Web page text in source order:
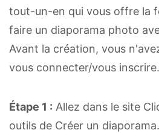
tout-un-en qui vous offre la
faire un diaporama photo
Avant la création, vous
vous connecter/vous inscrire.
Étape 1 : Allez dans le site
outils de Créer un diaporama.